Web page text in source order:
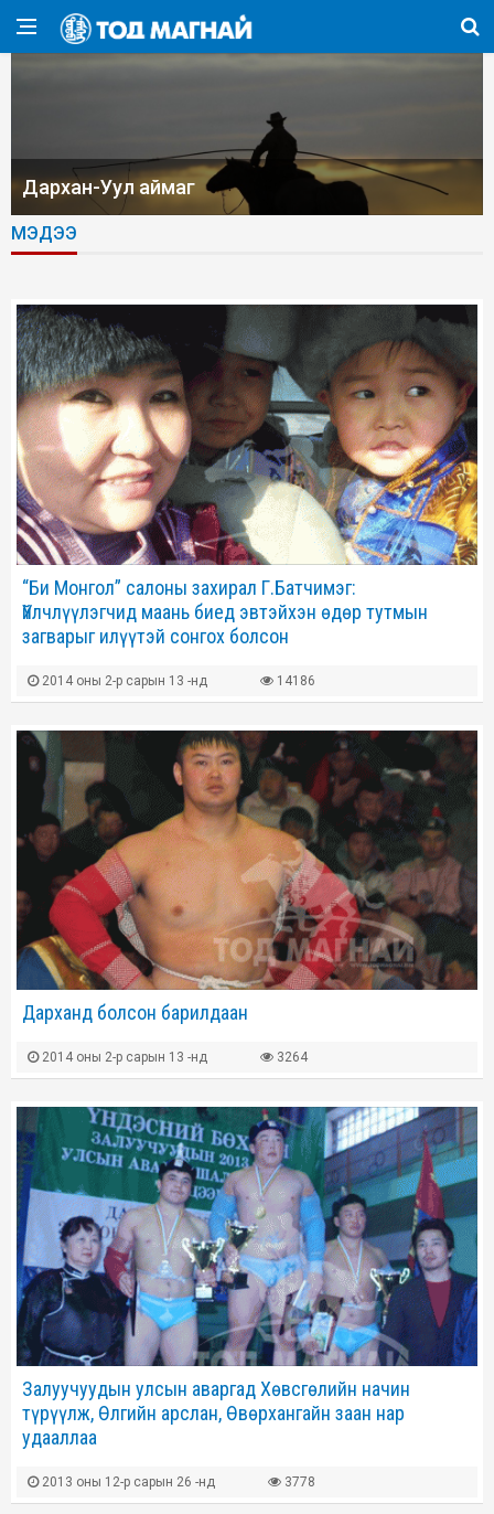
Дархан-Уул аймаг
МЭДЭЭ
“Би Монгол” салоны захирал Г.Батчимэг:
Үйлчлүүлэгчид маань биед эвтэйхэн өдөр тутмын
загварыг илүүтэй сонгох болсон
2014 оны 2-р сарын 13 -нд 14186
Дарханд болсон барилдаан
2014 оны 2-р сарын 13 -нд 3264
Залуучуудын улсын аваргад Хөвсгөлийн начин
түрүүлж, Өлгийн арслан, Өвөрхангайн заан нар
удааллаа
2013 оны 12-р сарын 26 -нд 3778